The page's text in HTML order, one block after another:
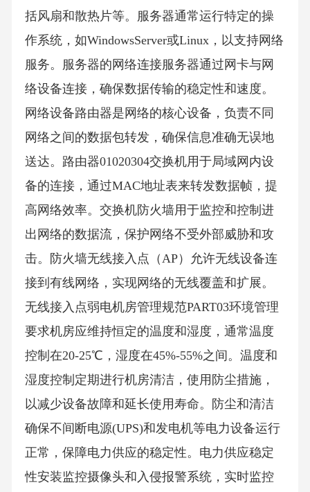
括风扇和散热片等。服务器通常运行特定的操
作系统，如WindowsServer或Linux，以支持网络
服务。服务器的网络连接服务器通过网卡与网
络设备连接，确保数据传输的稳定性和速度。
网络设备路由器是网络的核心设备，负责不同
网络之间的数据包转发，确保信息准确无误地
送达。路由器01020304交换机用于局域网内设
备的连接，通过MAC地址表来转发数据帧，提
高网络效率。交换机防火墙用于监控和控制进
出网络的数据流，保护网络不受外部威胁和攻
击。防火墙无线接入点（AP）允许无线设备连
接到有线网络，实现网络的无线覆盖和扩展。
无线接入点弱电机房管理规范PART03环境管理
要求机房应维持恒定的温度和湿度，通常温度
控制在20-25℃，湿度在45%-55%之间。温度和
湿度控制定期进行机房清洁，使用防尘措施，
以减少设备故障和延长使用寿命。防尘和清洁
确保不间断电源(UPS)和发电机等电力设备运行
正常，保障电力供应的稳定性。电力供应稳定
性安装监控摄像头和入侵报警系统，实时监控